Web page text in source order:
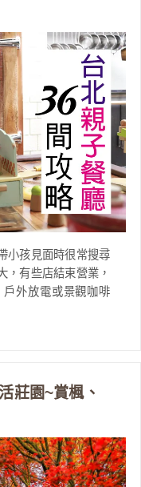
小孩見面時很常搜尋
，有些店結束營業，
外放電或景觀咖啡
莊園~賞楓、